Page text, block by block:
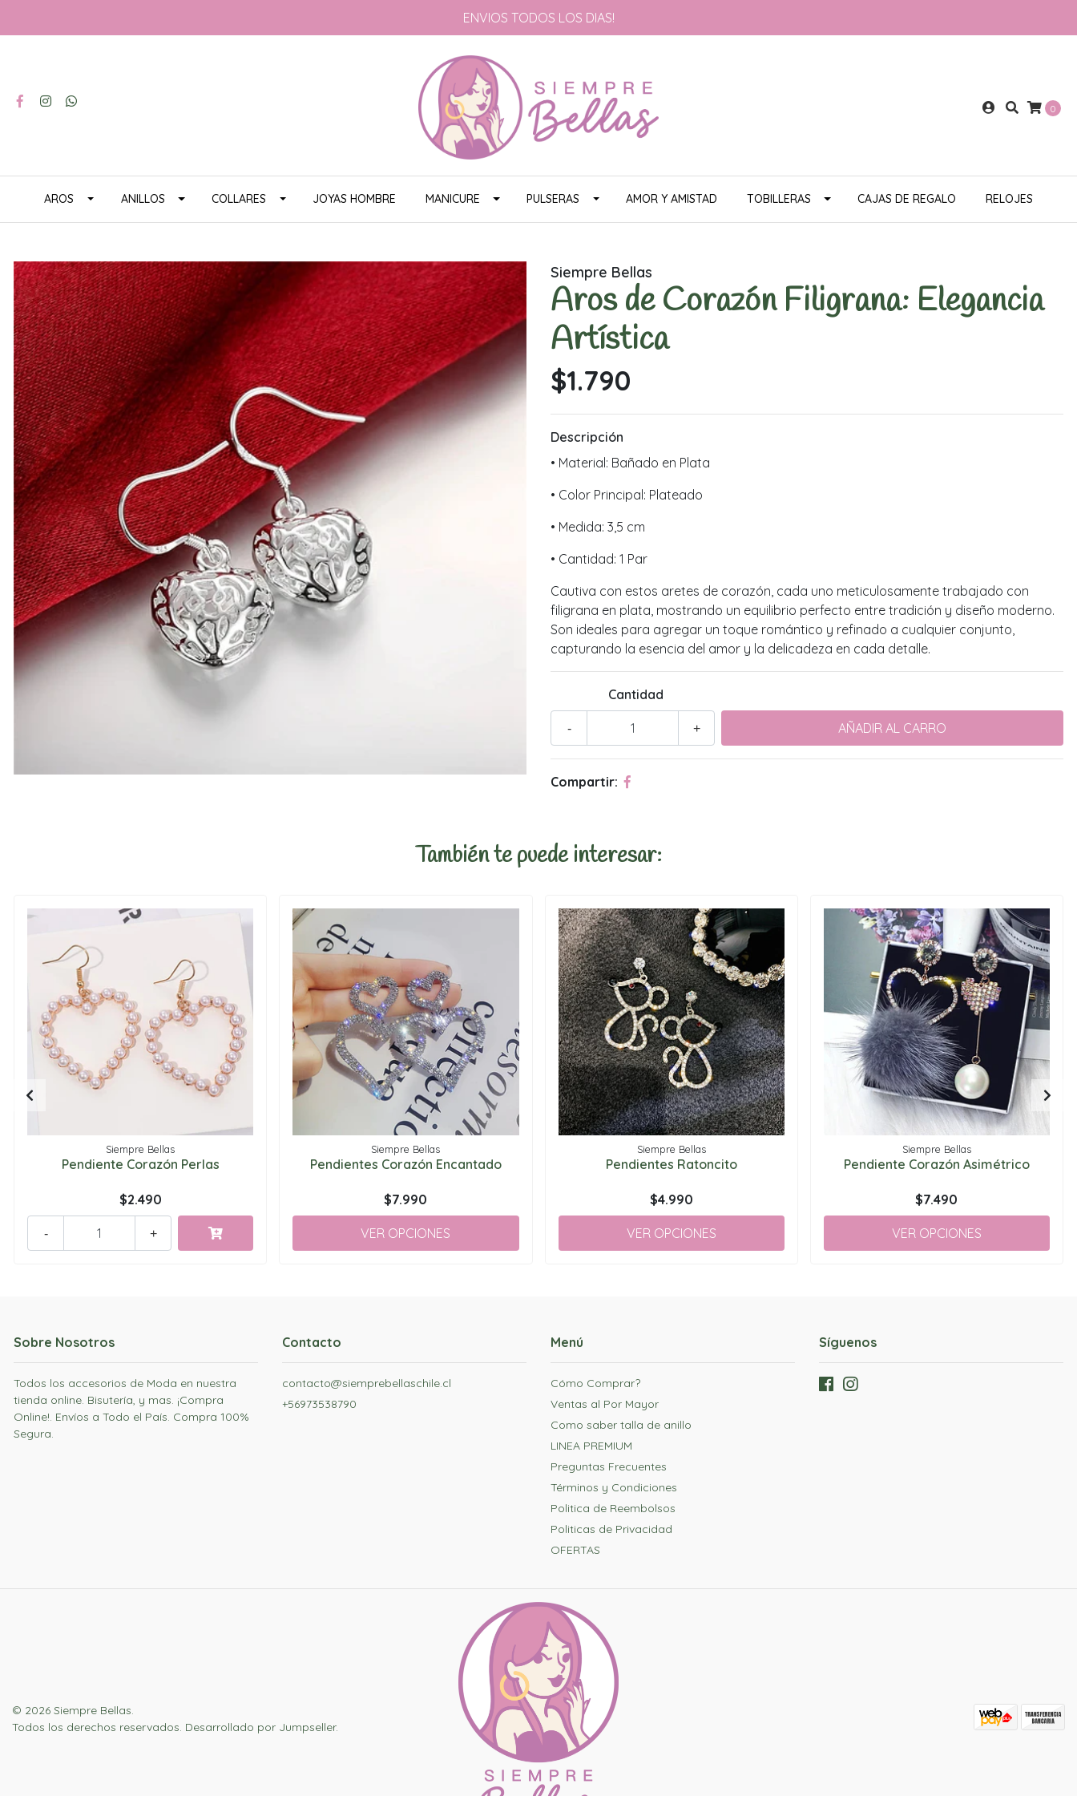
ENVIOS TODOS LOS DIAS!
0
AROS ANILLOS COLLARES JOYAS HOMBRE MANICURE PULSERAS AMOR Y AMISTAD TOBILLERAS CAJAS DE REGALO RELOJES
Siempre Bellas
Aros de Corazón Filigrana: Elegancia
Artística
$1.790
Descripción
• Material: Bañado en Plata
• Color Principal: Plateado
• Medida: 3,5 cm
• Cantidad: 1 Par
Cautiva con estos aretes de corazón, cada uno meticulosamente trabajado con
filigrana en plata, mostrando un equilibrio perfecto entre tradición y diseño moderno.
Son ideales para agregar un toque romántico y refinado a cualquier conjunto,
capturando la esencia del amor y la delicadeza en cada detalle.
Cantidad
+
-
Compartir:
También te puede interesar:
Siempre Bellas
Pendiente Corazón Perlas
$2.490
+
-
Siempre Bellas
Pendientes Corazón Encantado
$7.990
VER OPCIONES
Siempre Bellas
Pendientes Ratoncito
$4.990
VER OPCIONES
Siempre Bellas
Pendiente Corazón Asimétrico
$7.490
VER OPCIONES
Sobre Nosotros
Todos los accesorios de Moda en nuestra
tienda online. Bisutería, y mas. ¡Compra
Online!. Envíos a Todo el País. Compra 100%
Segura.
Contacto
contacto@siemprebellaschile.cl
+56973538790
Menú
Cómo Comprar?
Ventas al Por Mayor
Como saber talla de anillo
LINEA PREMIUM
Preguntas Frecuentes
Términos y Condiciones
Politica de Reembolsos
Politicas de Privacidad
OFERTAS
Síguenos
© 2026 Siempre Bellas.
Todos los derechos reservados. Desarrollado por Jumpseller.